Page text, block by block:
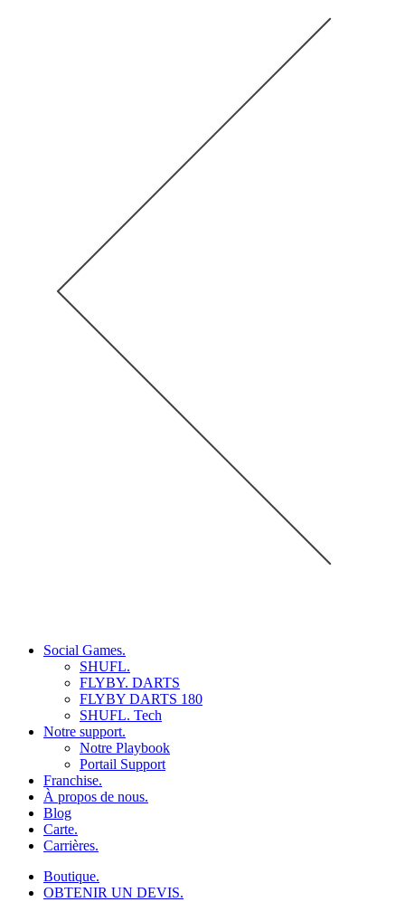
Social Games.
SHUFL.
FLYBY. DARTS
FLYBY DARTS 180
SHUFL. Tech
Notre support.
Notre Playbook
Portail Support
Franchise.
À propos de nous.
Blog
Carte.
Carrières.
Boutique.
OBTENIR UN DEVIS.